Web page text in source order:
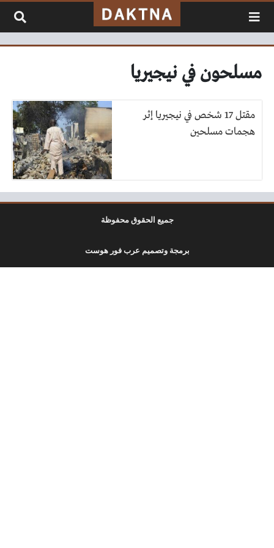
مسلحون في نيجيريا
مقتل 17 شخص في نيجيريا إثر
هجمات مسلحين
جميع الحقوق محفوظة
برمجة وتصميم عرب فور هوست